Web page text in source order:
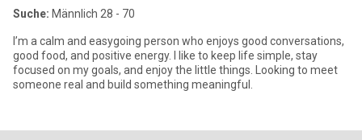
Suche: Männlich 28 - 70
I’m a calm and easygoing person who enjoys good conversations,
good food, and positive energy. I like to keep life simple, stay
focused on my goals, and enjoy the little things. Looking to meet
someone real and build something meaningful.